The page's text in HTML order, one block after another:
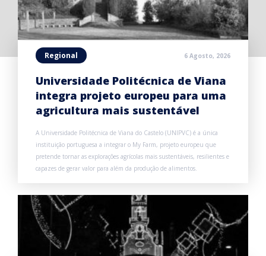
Regional 6 Agosto, 2026
Universidade Politécnica de Viana
integra projeto europeu para uma
agricultura mais sustentável
A Universidade Politécnica de Viana do Castelo (UNIPVC) é a única
instituição portuguesa a integrar o My Farm, projeto europeu que
pretende tornar as explorações agrícolas mais sustentáveis, resilientes e
capazes de gerar valor para além da produção de alimentos.